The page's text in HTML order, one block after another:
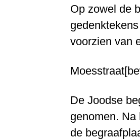
Op zowel de
voorzien van
De Joodse
genomen. Na
de